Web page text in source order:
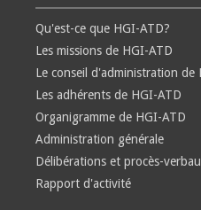
Qu'est-ce que HGI-ATD?
Les missions de HGI-ATD
Le conseil d'administration de
Les adhérents de HGI-ATD
Organigramme de HGI-ATD
Administration générale
Délibérations et procès-
Rapport d'activité